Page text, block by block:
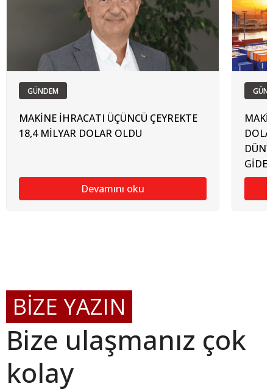
GÜNDEM
MAKİNE İHRACATI ÜÇÜNCÜ ÇEYREKTE
18,4 MİLYAR DOLAR OLDU
Devamını oku
BİZE YAZIN
Bize ulaşmanız çok
kolay